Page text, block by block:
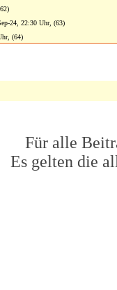
24, 22:30 Uhr, (63)
(64)
Für alle
Es gelten die